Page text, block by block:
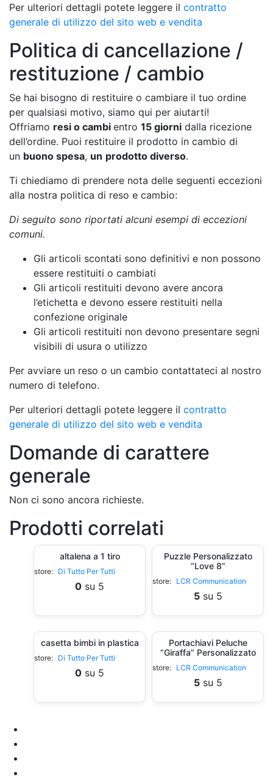
Per ulteriori dettagli potete leggere il contratto
generale di utilizzo del sito web e vendita
Politica di cancellazione /
restituzione / cambio
Se hai bisogno di restituire o cambiare il tuo ordine
per qualsiasi motivo, siamo qui per aiutarti!
Offriamo resi o cambi entro 15 giorni dalla ricezione
dell’ordine. Puoi restituire il prodotto in cambio di
un buono spesa, un prodotto diverso.
Ti chiediamo di prendere nota delle seguenti eccezioni
alla nostra politica di reso e cambio:
Di seguito sono riportati alcuni esempi di eccezioni
comuni.
Gli articoli scontati sono definitivi e non possono
essere restituiti o cambiati
Gli articoli restituiti devono avere ancora
l’etichetta e devono essere restituiti nella
confezione originale
Gli articoli restituiti non devono presentare segni
visibili di usura o utilizzo
Per avviare un reso o un cambio contattateci al nostro
numero di telefono.
Per ulteriori dettagli potete leggere il contratto
generale di utilizzo del sito web e vendita
Domande di carattere
generale
Non ci sono ancora richieste.
Prodotti correlati
altalena a 1 tiro
store: Di Tutto Per Tutti
0 su 5
Puzzle Personalizzato
“Love 8”
store: LCR Communication
5su 5
casetta bimbi in plastica
store: Di Tutto Per Tutti
0 su 5
Portachiavi Peluche
“Giraffa” Personalizzato
store: LCR Communication
5su 5